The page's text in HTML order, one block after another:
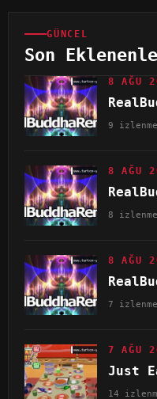
GÜNCEL
Son
8 AĞU
9 izlenme
8 AĞU
8 izlenme
8 AĞU
7 izlenme
7 AĞU
Just
14